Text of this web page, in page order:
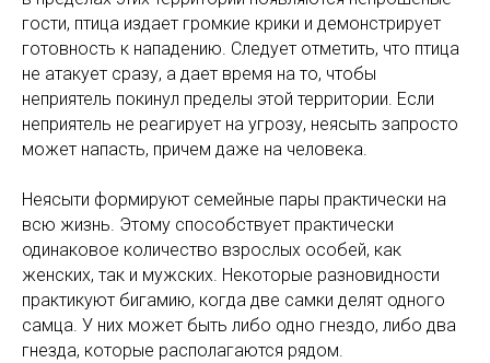
гости, птица издает громкие крики и демонстрирует
готовность к нападению. Следует отметить, что птица
не атакует сразу, а дает время на то, чтобы
неприятель покинул пределы этой территории. Если
неприятель не реагирует на угрозу, неясыть запросто
может напасть, причем даже на человека.
Неясыти формируют семейные пары практически на
всю жизнь. Этому способствует практически
одинаковое количество взрослых особей, как
женских, так и мужских. Некоторые разновидности
практикуют бигамию, когда две самки делят одного
самца. У них может быть либо одно гнездо, либо два
гнезда, которые располагаются рядом.